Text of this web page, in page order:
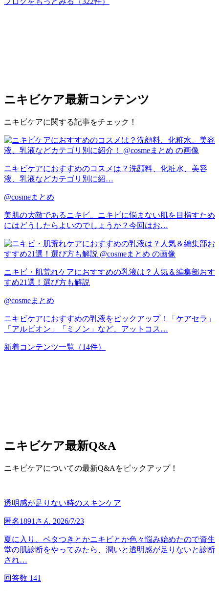
ニキビケア最新コンテンツ
ニキビケアに関する記事をチェック！
ニキビケアにおすすめのコスメは？洗顔料、化粧水、美容
液、乳液などカテゴリ別に紹…
@cosmeまとめ
美肌の大敵であるニキビ。ニキビに悩まない肌を目指すため
にはどうしたらよいのでしょうか？今回はお…
ニキビ・肌荒れケアにおすすめの乳液は？人気＆編集部おす
すめ21選！選び方も解説
@cosmeまとめ
ニキビケアにおすすめの乳液をピックアップ！「ケアセラ」
「アルビオン」「ミノン」など、アットコス…
新着コンテンツ一覧 （14件）
ニキビケア最新Q&A
ニキビケアについての最新Q&Aをピックアップ！
透明感が足りない時のスキンケア
匿名1891 さん 2026/7/23
夏に入り、ベタつきとかニキビとか色々悩み始めたので資生
堂の肌診断をやってみたら、潤いと透明感が足りないと診断
され…
回答数 141